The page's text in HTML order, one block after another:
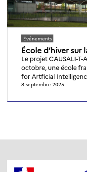
Événements
École d’hiver sur
Le projet CAUSALI-T-
octobre, une école
for Artficial
8 septembre 2025